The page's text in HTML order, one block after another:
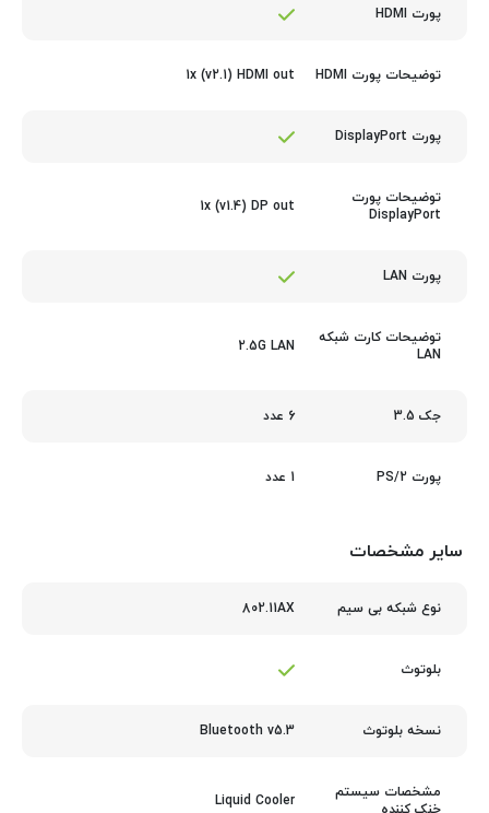
پورت HDMI
توضیحات پورت HDMI 1x (v2.1) HDMI out
پورت DisplayPort
توضیحات پورت
DisplayPort
1x (v1.4) DP out
پورت LAN
توضیحات کارت شبکه
LAN
2.5G LAN
جک 3.5 6 عدد
پورت PS/2 1 عدد
سایر مشخصات
نوع شبکه بی سیم 802.11AX
بلوتوث
نسخه بلوتوث Bluetooth v5.3
مشخصات سیستم
Liquid Cooler